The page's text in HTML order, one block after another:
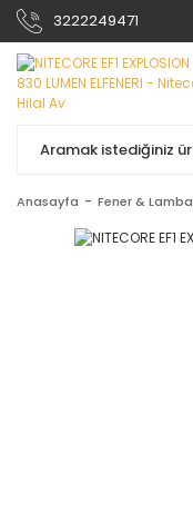
3222249471
Anasayfa Fener & Lamba